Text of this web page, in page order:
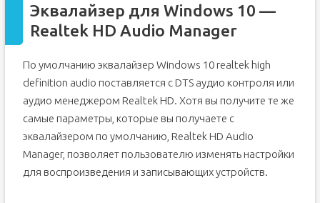
Эквалайзер для Windows 10 —
Realtek HD Audio Manager
По умолчанию эквалайзер Windows 10 realtek high
definition audio поставляется с DTS аудио контроля или
аудио менеджером Realtek HD. Хотя вы получите те же
самые параметры, которые вы получаете с
эквалайзером по умолчанию, Realtek HD Audio
Manager, позволяет пользователю изменять настройки
для воспроизведения и записывающих устройств.